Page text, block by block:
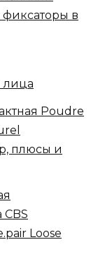
в
лица
Poudre
плюсы и
Loose